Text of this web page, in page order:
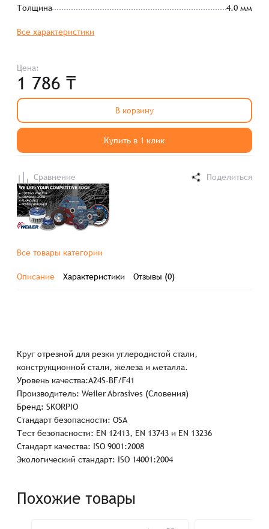
Толщина
4.0 мм
Все характеристики
Цена:
1 786 ₸
В корзину
Купить в 1 клик
Сравнение Поделиться
Все товары категории
Описание Характеристики Отзывы (0)
Круг отрезной для резки углеродистой стали,
конструкционной стали, железа и металла.
Уровень качества:A24S-BF/F41
Производитель: Weiler Abrasives (Словения)
Бренд: SKORPIO
Стандарт безопасности: OSA
Тест безопасности: EN 12413, EN 13743 и EN 13236
Стандарт качества: ISO 9001:2008
Экологический стандарт: ISO 14001:2004
Похожие товары